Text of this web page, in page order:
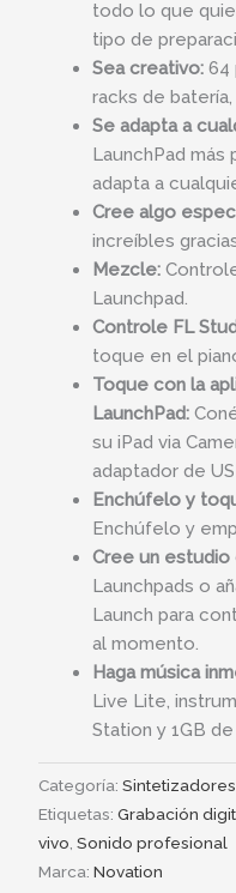
todo lo que
tipo de
Sea creativo:64
racks de
Se adapta a
LaunchPad
adapta a
Cree algo
increíbles
Mezcle:
Launchpad.
Controle FL
toque en el
Toque con la
LaunchPad:
su iPad via
adaptador de
Enchúfelo y
Enchúfelo y
Cree un
Launchpads o
Launch para
al momento.
Haga música
Live Lite,
Station y 1GB
Categoría:Sintetizadores
Etiquetas:Grabación
vivo,Sonido profesional
Marca:Novation